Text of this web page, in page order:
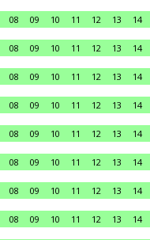
08 09 10 11 12 13 14
08 09 10 11 12 13 14
08 09 10 11 12 13 14
08 09 10 11 12 13 14
08 09 10 11 12 13 14
08 09 10 11 12 13 14
08 09 10 11 12 13 14
08 09 10 11 12 13 14